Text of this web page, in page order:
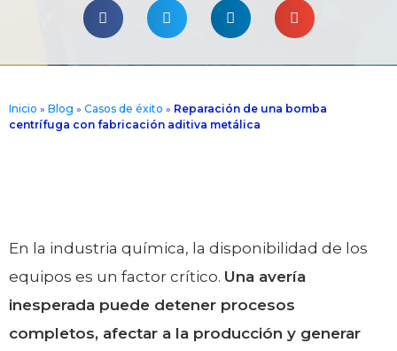
Inicio » Blog » Casos de éxito » Reparación de una bomba
centrífuga con fabricación aditiva metálica
En la industria química, la disponibilidad de los
equipos es un factor crítico. Una avería
inesperada puede detener procesos
completos, afectar a la producción y generar